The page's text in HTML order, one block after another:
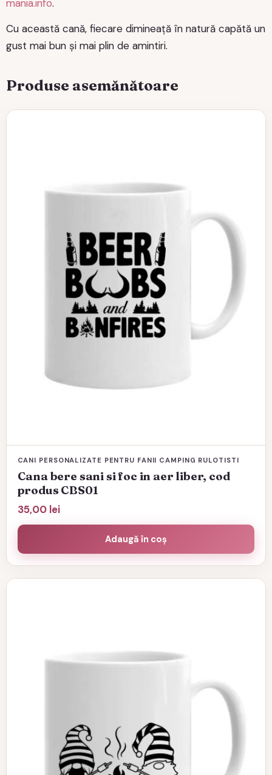
mania.info.
Cu această cană, fiecare dimineață în natură capătă un
gust mai bun și mai plin de amintiri.
Produse asemănătoare
CANI PERSONALIZATE PENTRU FANII CAMPING RULOTISTI
Cana bere sani si foc in aer liber, cod
produs CBS01
35,00 lei
Adaugă în coș